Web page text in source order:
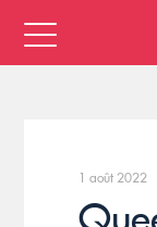
1 août 2022